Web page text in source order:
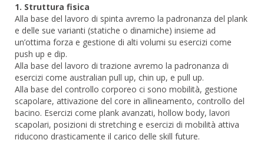
1. Struttura fisica
Alla base del lavoro di spinta avremo la padronanza del plank
e delle sue varianti (statiche o dinamiche) insieme ad
un’ottima forza e gestione di alti volumi su esercizi come
push up e dip.
Alla base del lavoro di trazione avremo la padronanza di
esercizi come australian pull up, chin up, e pull up.
Alla base del controllo corporeo ci sono mobilità, gestione
scapolare, attivazione del core in allineamento, controllo del
bacino. Esercizi come plank avanzati, hollow body, lavori
scapolari, posizioni di stretching e esercizi di mobilità attiva
riducono drasticamente il carico delle skill future.